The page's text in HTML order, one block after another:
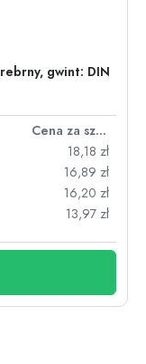
gwint: DIN
Cena za sztukę
18,18 zł
16,89 zł
16,20 zł
13,97 zł